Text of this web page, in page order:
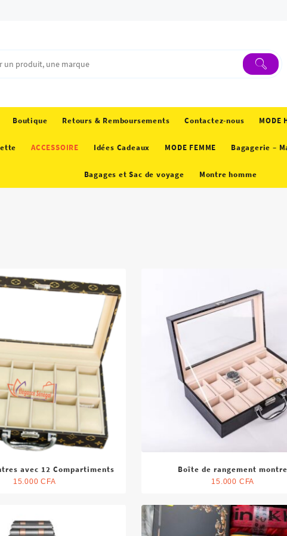
Boutique Retours & Remboursements Contactez-nous MODE
ACCESSOIRE Idées Cadeaux MODE FEMME Bagagerie –
Bagages et Sac de voyage Montre homme
avec 12 Compartiments
15.000CFA
Boîte de rangement montre
15.000 CFA